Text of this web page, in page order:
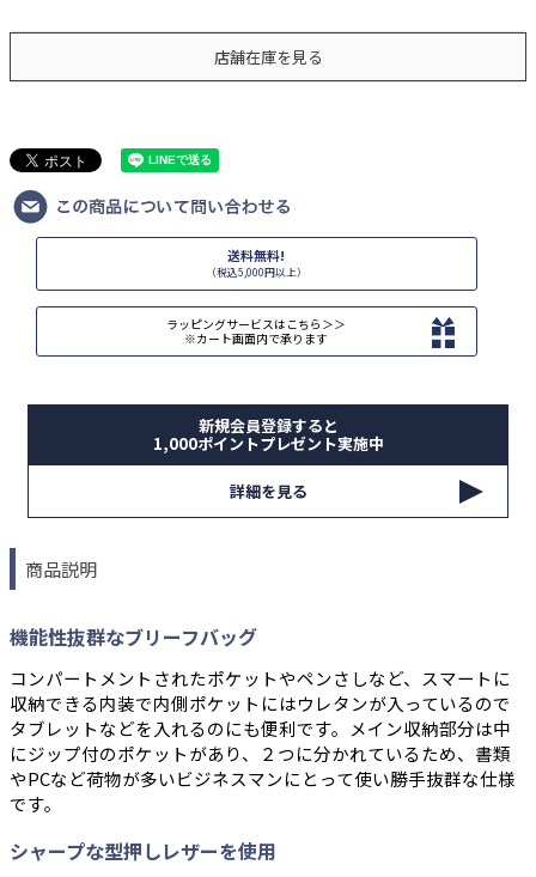
店舗在庫を見る
送料無料!
（税込5,000円以上）
ラッピングサービスはこちら＞＞
※カート画面内で承ります
新規会員登録すると
1,000ポイントプレゼント実施中
詳細を見る
商品説明
機能性抜群なブリーフバッグ
コンパートメントされたポケットやペンさしなど、スマートに
収納できる内装で内側ポケットにはウレタンが入っているので
タブレットなどを入れるのにも便利です。メイン収納部分は中
にジップ付のポケットがあり、２つに分かれているため、書類
やPCなど荷物が多いビジネスマンにとって使い勝手抜群な仕様
です。
シャープな型押しレザーを使用